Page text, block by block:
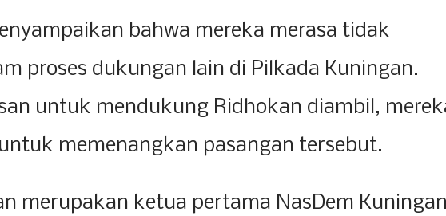
bahwa mereka merasa tidak
proses dukungan lain di Pilkada Kuningan.
untuk mendukung Ridhokan diambil,
memenangkan pasangan tersebut.
merupakan ketua pertama NasDem